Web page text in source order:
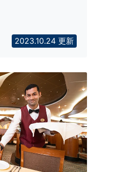
2023.10.24 更新